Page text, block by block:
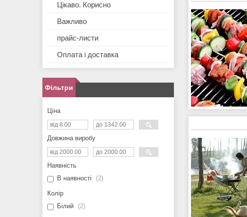
Цікаво. Корисно
Важливо
прайс-листи
Оплата і доставка
Фільтри
Ціна
Довжина виробу
Наявність
В наявності
2
Колір
Білий
2